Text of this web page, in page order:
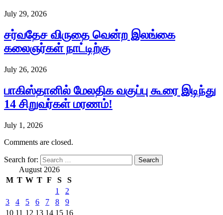
July 29, 2026
சர்வதேச விருதை வென்ற இலங்கை
கலைஞர்கள் நாட்டிற்கு
July 26, 2026
பாகிஸ்தானில் மேலதிக வகுப்பு கூரை இடிந்து
14 சிறுவர்கள் மரணம்!
July 1, 2026
Comments are closed.
Search for:
August 2026
M T W T F S
S
1
2
3
4 5 6 7 8
9
10 11 12 13 14 15 16